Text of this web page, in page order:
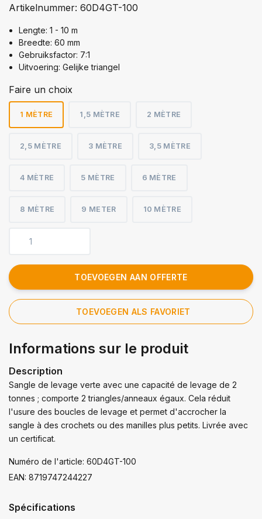
Artikelnummer: 60D4GT-100
Lengte: 1 - 10 m
Breedte: 60 mm
Gebruiksfactor: 7:1
Uitvoering: Gelijke triangel
Faire un choix
1 MÈTRE 1,5 MÈTRE 2 MÈTRE
2,5 MÈTRE 3 MÈTRE 3,5 MÈTRE
4 MÈTRE 5 MÈTRE 6 MÈTRE
8 MÈTRE 9 METER 10 MÈTRE
TOEVOEGEN AAN OFFERTE
TOEVOEGEN ALS FAVORIET
Informations sur le produit
Description
Sangle de levage verte avec une capacité de levage de 2
tonnes ; comporte 2 triangles/anneaux égaux. Cela réduit
l'usure des boucles de levage et permet d'accrocher la
sangle à des crochets ou des manilles plus petits. Livrée avec
un certificat.
Numéro de l'article: 60D4GT-100
EAN: 8719747244227
Spécifications